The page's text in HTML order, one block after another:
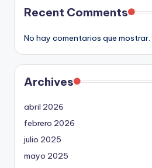
Recent Comments
No hay comentarios que mostrar.
Archives
abril 2026
febrero 2026
julio 2025
mayo 2025